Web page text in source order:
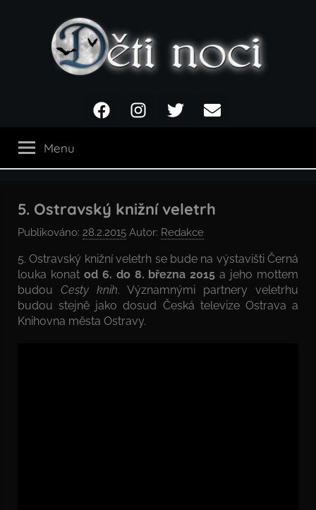
noci
FacebookInstagramTwitter Email
Menu
5. Ostravský knižní veletrh
Publikováno: 28.2.2015 Autor: Redakce
5. Ostravský knižní veletrh se bude na výstavišti Černá
louka konat od 6. do 8. března 2015 a jeho mottem
budou Cesty knih. Významnými partnery veletrhu
budou stejně jako dosud Česká televize Ostrava a
Knihovna města Ostravy.